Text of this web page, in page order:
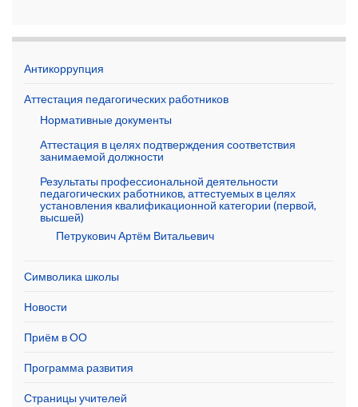
Антикоррупция
Аттестация педагогических работников
Нормативные документы
Аттестация в целях подтверждения соответствия
занимаемой должности
Результаты профессиональной деятельности
педагогических работников, аттестуемых в целях
установления квалификационной категории (первой,
высшей)
Петрукович Артём Витальевич
Символика школы
Новости
Приём в ОО
Программа развития
Страницы учителей